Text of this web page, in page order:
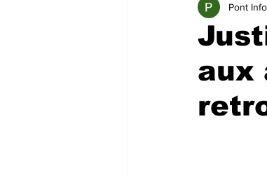
aux
Pont Info